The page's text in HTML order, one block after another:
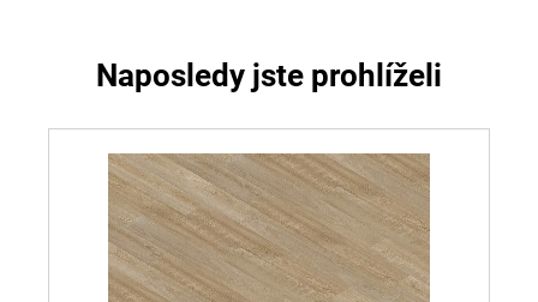
Naposledy jste prohlíželi